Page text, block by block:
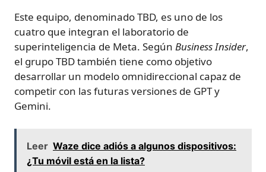
Este equipo, denominado TBD, es uno de los
cuatro que integran el laboratorio de
superinteligencia de Meta. Según Business Insider,
el grupo TBD también tiene como objetivo
desarrollar un modelo omnidireccional capaz de
competir con las futuras versiones de GPT y
Gemini.
Leer Waze dice adiós a algunos dispositivos:
¿Tu móvil está en la lista?